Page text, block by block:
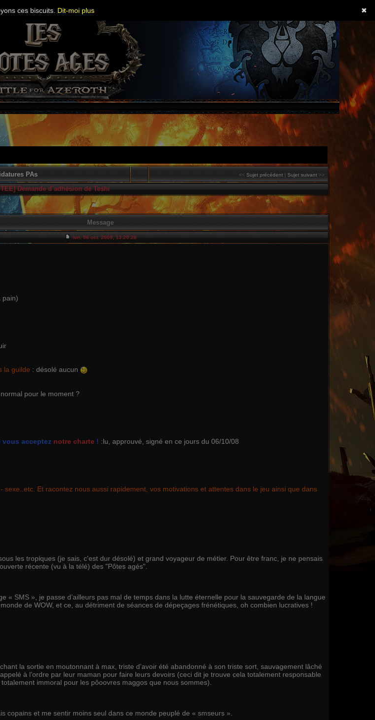
PAs << Sujet précédent | Sujet suivant >>
Demande d`adhésion de Teshi
Message
lun. 06 oct. 2008, 13:20:28
pain)
la guilde : désolé aucun
pour le moment ?
vous acceptez notre charte ! :lu, approuvé, signé en ce jours du 06/10/08
sexe..etc. Et racontez nous aussi rapidement, vos motivations et attentes dans le jeu ainsi que dans
les tropiques (je sais, c'est dur désolé) et grand voyageur de métier. Pour être franc, je ne pensais
récente (vu à la télé) des "Pôtes agés".
« SMS », je passe d’ailleurs pas mal de temps dans la lutte éternelle pour la sauvegarde de la langue
de WOW, et ce, au détriment de séances de dépeçages frénétiques, oh combien lucratives !
la sortie en moutonnant à max, triste d’avoir été abandonné à son triste sort, sauvagement lâché
à l’ordre par leur maman pour faire leurs devoirs (ceci dit je trouve cela totalement responsable
immoral pour les pôoovres maggos que nous sommes).
copains et me sentir moins seul dans ce monde peuplé de « smseurs ».
✖
ces biscuits. Dit-moi plus